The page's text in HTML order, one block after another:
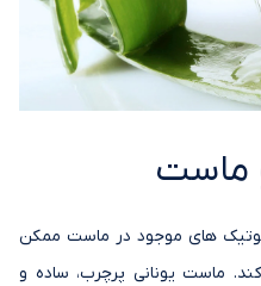
ماست
در سال 2017، پروبیوتیک های موجود در ماست ممکن
ماست یونانی پرچرب، ساده و